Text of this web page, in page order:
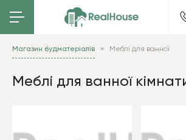
Магазин будматеріалів Меблі для ванної
Меблі для ванної